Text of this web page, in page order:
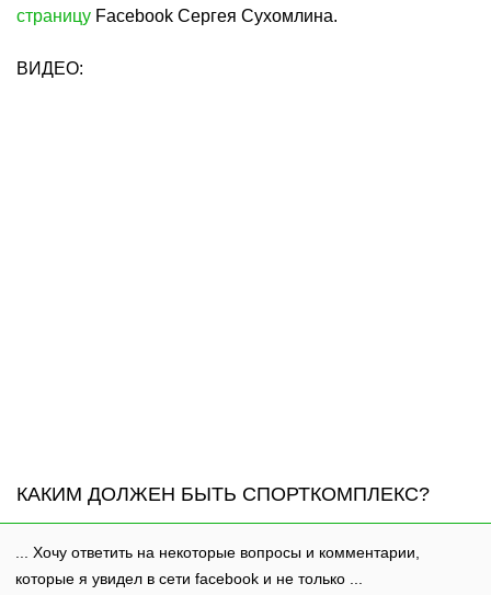
страницу Facebook Сергея Сухомлина.
ВИДЕО:
КАКИМ ДОЛЖЕН БЫТЬ СПОРТКОМПЛЕКС?
... Хочу ответить на некоторые вопросы и комментарии,
которые я увидел в сети facebook и не только ...